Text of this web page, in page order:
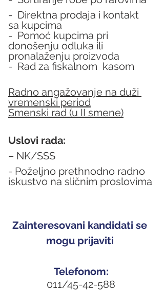
-  Direktna prodaja i kontakt
sa kupcima
-  Pomoć kupcima pri
donošenju odluka ili
pronalaženju proizvoda
-  Rad za fiskalnom  kasom
Radno angažovanje na duži
vremenski period
Smenski rad (u II smene)
Uslovi rada:
– NK/SSS
- Poželjno prethnodno radno
iskustvo na sličnim proslovima
Zainteresovani kandidati se
mogu prijaviti
Telefonom:
011/45-42-588